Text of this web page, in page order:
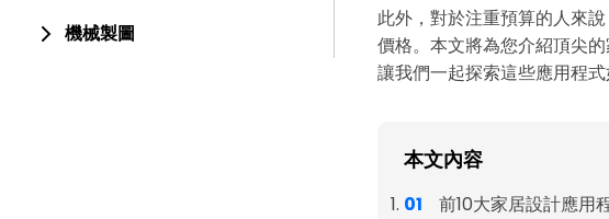
機械製圖
此外，對於注重預算的人來說
價格。本文將為您介紹頂尖
讓我們一起探索這些應用程
本文內容
前10大家居設計應用